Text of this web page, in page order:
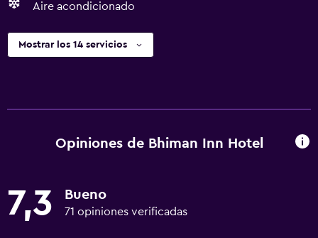
Aire acondicionado
Mostrar los 14 servicios
Opiniones de Bhiman Inn Hotel
7,3 Bueno
71 opiniones verificadas